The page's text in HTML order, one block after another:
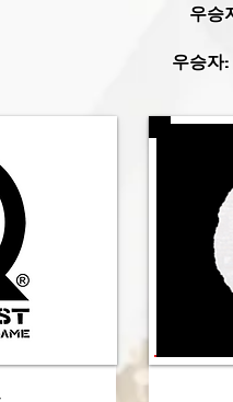
우승
우승자: